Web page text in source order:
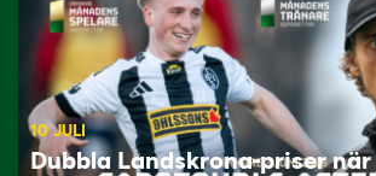
10 JULI
Dubbla Landskrona-priser